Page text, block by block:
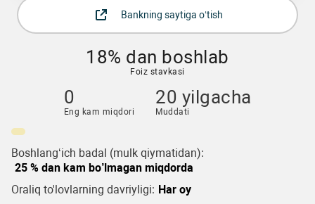
Bankning saytiga o‘tish
18% dan boshlab
Foiz stavkasi
0
Eng kam miqdori
20 yilgacha
Muddati
Boshlang‘ich badal (mulk qiymatidan):
25 % dan kam bo’lmagan miqdorda
Oraliq to'lovlarning davriyligi: Har oy